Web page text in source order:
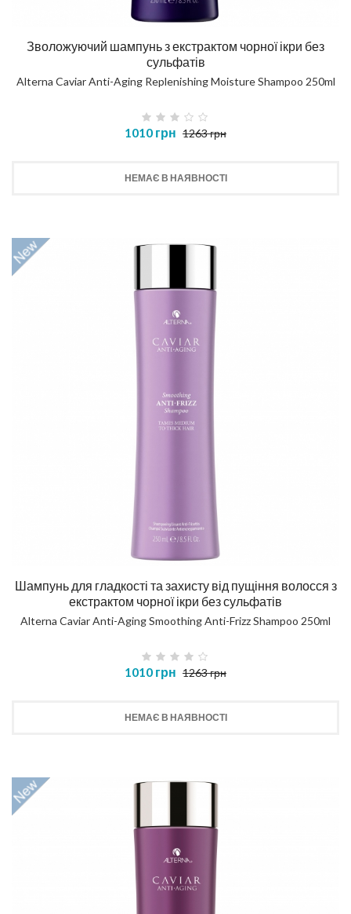
Зволожуючий шампунь з екстрактом чорної ікри без
сульфатів
Alterna Caviar Anti-Aging Replenishing Moisture Shampoo 250ml
1010 грн 1263 грн
НЕМАЄ В НАЯВНОСТІ
Шампунь для гладкості та захисту від пущіння волосся з
екстрактом чорної ікри без сульфатів
Alterna Caviar Anti-Aging Smoothing Anti-Frizz Shampoo 250ml
1010 грн 1263 грн
НЕМАЄ В НАЯВНОСТІ